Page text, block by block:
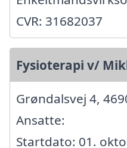
CVR: 31682037
Fysioterapi v/
Grøndalsvej 4,
Ansatte:
Startdato: 01.